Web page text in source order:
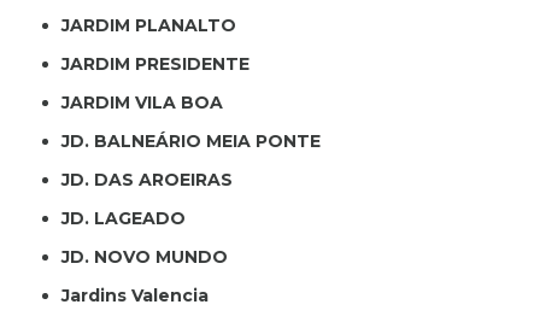
JARDIM PLANALTO
JARDIM PRESIDENTE
JARDIM VILA BOA
JD. BALNEÁRIO MEIA PONTE
JD. DAS AROEIRAS
JD. LAGEADO
JD. NOVO MUNDO
Jardins Valencia